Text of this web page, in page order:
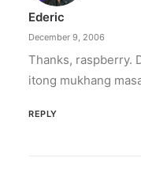
Ederic
December 9, 2006
Thanks, raspberry.
itong mukhang
REPLY